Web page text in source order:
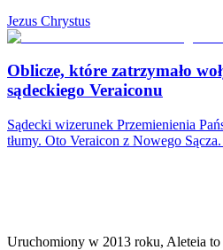
Jezus Chrystus
Oblicze, które zatrzymało
sądeckiego Veraiconu
Sądecki wizerunek Przemienienia
tłumy. Oto Veraicon z Nowego Sącza.
Uruchomiony w 2013 roku, Aleteia to